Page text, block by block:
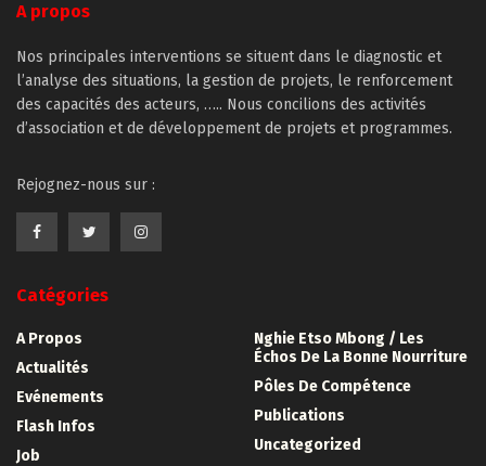
A propos
Nos principales interventions se situent dans le diagnostic et
l’analyse des situations, la gestion de projets, le renforcement
des capacités des acteurs, ….. Nous concilions des activités
d’association et de développement de projets et programmes.
Rejognez-nous sur :
Catégories
A Propos
Actualités
Evénements
Flash Infos
Job
Nghie Etso Mbong / Les
Échos De La Bonne Nourriture
Pôles De Compétence
Publications
Uncategorized